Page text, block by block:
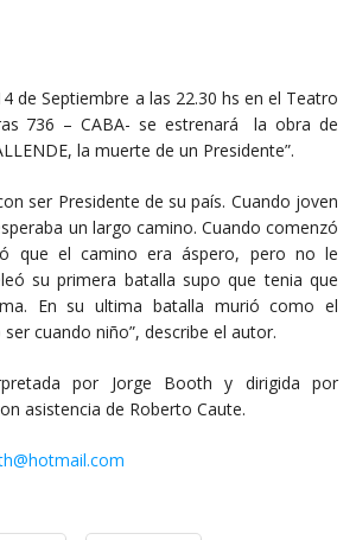
de Septiembre a las 22.30 hs en el Teatro
736 – CABA- se estrenará la obra de
la muerte de un Presidente”.
ser Presidente de su país. Cuando joven
un largo camino. Cuando comenzó
que el camino era áspero, pero no le
su primera batalla supo que tenia que
En su ultima batalla murió como el
cuando niño”, describe el autor.
por Jorge Booth y dirigida por
asistencia de Roberto Caute.